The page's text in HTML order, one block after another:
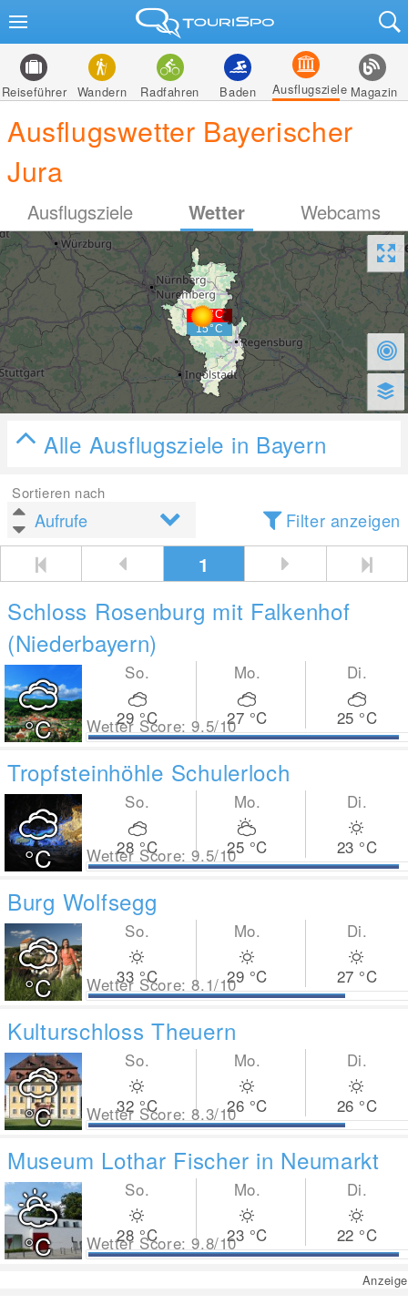
Reiseführer Wandern Radfahren Baden Ausflugsziele Magazin
Ausflugswetter Bayerischer
Jura
Ausflugsziele Wetter Webcams
Alle Ausflugsziele in Bayern
Sortieren nach
Filter anzeigen
1
Schloss Rosenburg mit Falkenhof
(Niederbayern)
°C Wetter Score: 9.5/10
So.
29 °C
Mo.
27 °C
Di.
25 °C
Tropfsteinhöhle Schulerloch
°C Wetter Score: 9.5/10
So.
28 °C
Mo.
25 °C
Di.
23 °C
Burg Wolfsegg
°C Wetter Score: 8.1/10
So.
33 °C
Mo.
29 °C
Di.
27 °C
Kulturschloss Theuern
°C Wetter Score: 8.3/10
So.
32 °C
Mo.
26 °C
Di.
26 °C
Museum Lothar Fischer in Neumarkt
°C Wetter Score: 9.8/10
So.
28 °C
Mo.
23 °C
Di.
22 °C
Anzeige